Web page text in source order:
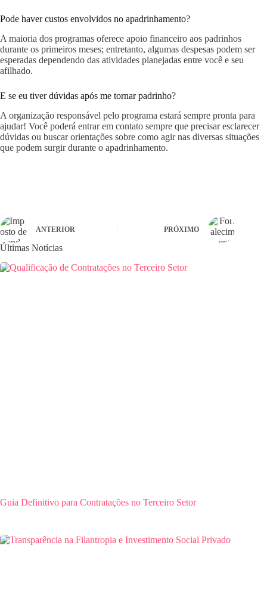
Pode haver custos envolvidos no apadrinhamento?
A maioria dos programas oferece apoio financeiro aos padrinhos
durante os primeiros meses; entretanto, algumas despesas podem ser
esperadas dependendo das atividades planejadas entre você e seu
afilhado.
E se eu tiver dúvidas após me tornar padrinho?
A organização responsável pelo programa estará sempre pronta para
ajudar! Você poderá entrar em contato sempre que precisar esclarecer
dúvidas ou buscar orientações sobre como agir nas diversas situações
que podem surgir durante o apadrinhamento.
ANTERIOR PRÓXIMO
Últimas Notícias
Guia Definitivo para Contratações no Terceiro Setor